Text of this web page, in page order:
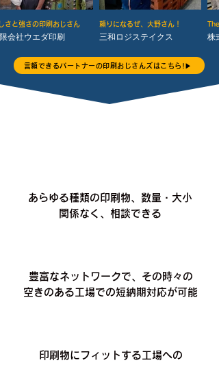
さと強さの印刷おじさん
会社ウエダ印刷
頼りになるぜ、大野さん！
三和ロジステイクス 株
言頼できるパートナーの印刷おじさんズはこちら!▶
あらゆる種類の印刷物、数量・大小
関係なく、相談できる
豊富なネットワークで、その時々の
空きのある工場での短納期対応が可能
印刷物にフィットする工場への